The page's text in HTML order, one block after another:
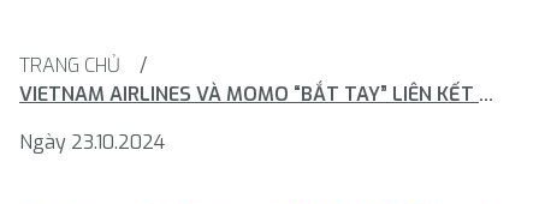
TRANG CHỦ
/
VIETNAM AIRLINES VÀ MOMO “BẮT TAY” LIÊN KẾT ĐỔI THƯỞNG: KHÁCH HÀNG VỪA BAY VỪA TẬN HƯỞNG ƯU ĐÃI
Ngày 23.10.2024